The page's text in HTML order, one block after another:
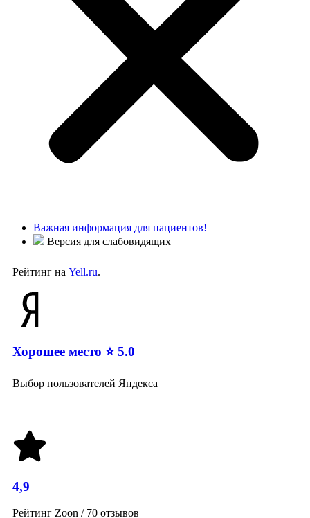
Важная информация для пациентов!
Версия для слабовидящих
Рейтинг на Yell.ru.
Хорошее место ⭐ 5.0
Выбор пользователей Яндекса
4,9
Рейтинг Zoon / 70 отзывов